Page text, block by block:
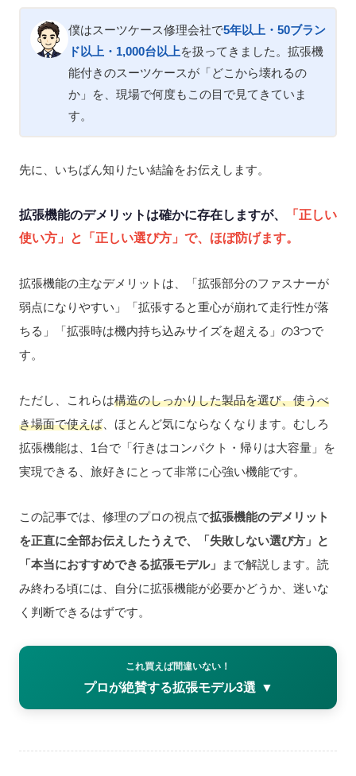
僕はスーツケース修理会社で5年以上・50ブラン
ド以上・1,000台以上を扱ってきました。拡張機
能付きのスーツケースが「どこから壊れるの
か」を、現場で何度もこの目で見てきていま
す。
先に、いちばん知りたい結論をお伝えします。
拡張機能のデメリットは確かに存在しますが、
「正しい
使い方」と「正しい選び方」で、ほぼ防げます。
拡張機能の主なデメリットは、「拡張部分のファスナーが
弱点になりやすい」「拡張すると重心が崩れて走行性が落
ちる」「拡張時は機内持ち込みサイズを超える」の3つで
す。
ただし、これらは構造のしっかりした製品を選び、使うべ
き場面で使えば、ほとんど気にならなくなります。むしろ
拡張機能は、1台で「行きはコンパクト・帰りは大容量」を
実現できる、旅好きにとって非常に心強い機能です。
この記事では、修理のプロの視点で拡張機能のデメリット
を正直に全部お伝えしたうえで、「失敗しない選び方」と
「本当におすすめできる拡張モデル」
まで解説します。読
み終わる頃には、自分に拡張機能が必要かどうか、迷いな
く判断できるはずです。
これ買えば間違いない！
プロが絶賛する拡張モデル3選 ▼